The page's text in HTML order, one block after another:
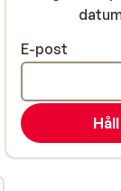
E-post